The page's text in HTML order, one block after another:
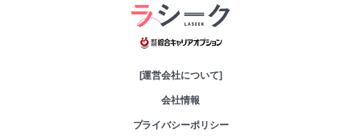
[運営会社について]
会社情報
プライバシーポリシー